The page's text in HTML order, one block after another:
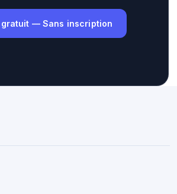
gratuit — Sans inscription